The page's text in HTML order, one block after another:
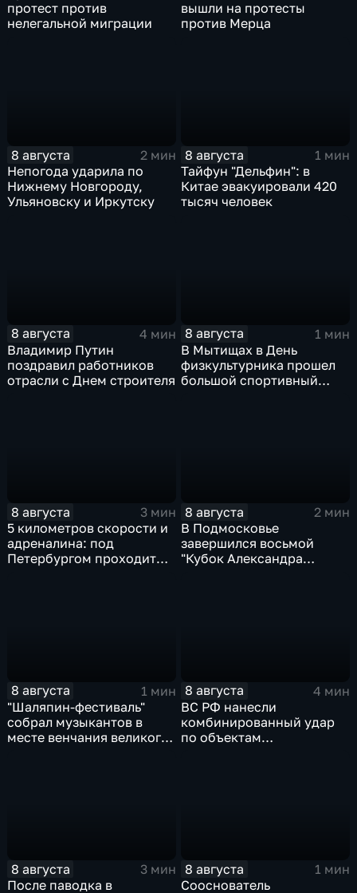
протест против
нелегальной миграции
вышли на протесты
против Мерца
8 августа
2 мин
Непогода ударила по
Нижнему Новгороду,
Ульяновску и Иркутску
8 августа
1 мин
Тайфун "Дельфин": в
Китае эвакуировали 420
тысяч человек
8 августа
4 мин
Владимир Путин
поздравил работников
отрасли с Днем строителя
8 августа
1 мин
В Мытищах в День
физкультурника прошел
большой спортивный
8 августа
3 мин
5 километров скорости и
адреналина: под
Петербургом проходит
8 августа
2 мин
В Подмосковье
завершился восьмой
"Кубок Александра
8 августа
1 мин
"Шаляпин‑фестиваль"
собрал музыкантов в
месте венчания великого
8 августа
4 мин
ВС РФ нанесли
комбинированный удар
по объектам
8 августа
3 мин
После паводка в
8 августа
1 мин
Сооснователь